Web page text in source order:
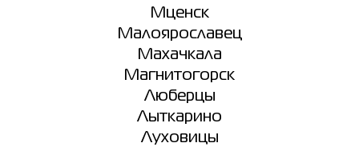
Мценск
Малоярославец
Махачкала
Магнитогорск
Люберцы
Лыткарино
Луховицы